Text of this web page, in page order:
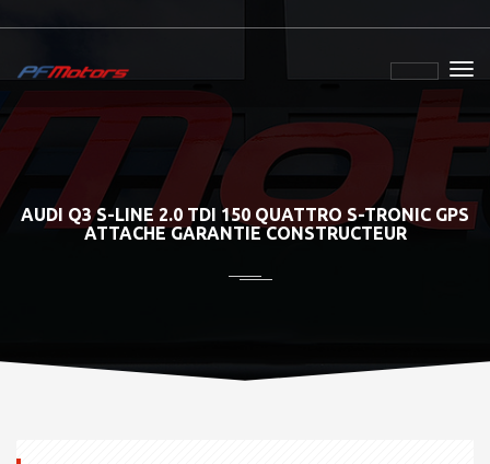
AUDI Q3 S-LINE 2.0 TDI 150 QUATTRO S-TRONIC GPS
ATTACHE GARANTIE CONSTRUCTEUR